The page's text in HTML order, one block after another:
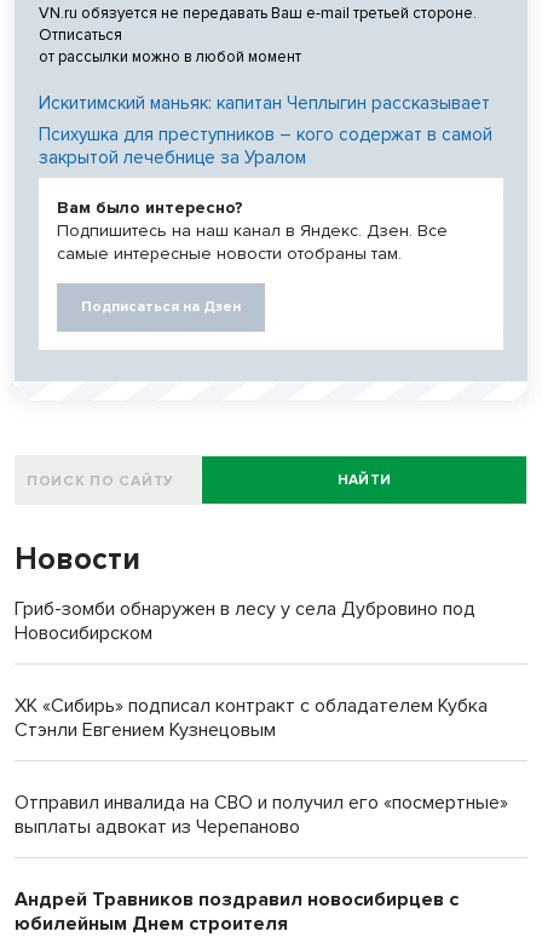
VN.ru обязуется не передавать Ваш e-mail третьей стороне.
Отписаться
от рассылки можно в любой момент
Искитимский маньяк: капитан Чеплыгин рассказывает
Психушка для преступников – кого содержат в самой
закрытой лечебнице за Уралом
Вам было интересно?
Подпишитесь на наш канал в Яндекс. Дзен. Все
самые интересные новости отобраны там.
Подписаться на Дзен
НАЙТИ
Новости
Гриб-зомби обнаружен в лесу у села Дубровино под
Новосибирском
ХК «Сибирь» подписал контракт с обладателем Кубка
Стэнли Евгением Кузнецовым
Отправил инвалида на СВО и получил его «посмертные»
выплаты адвокат из Черепаново
Андрей Травников поздравил новосибирцев с
юбилейным Днем строителя